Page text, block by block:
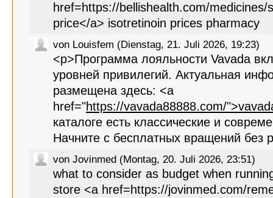
href=https://bellishealth.com/medicines/
price</a> isotretinoin prices pharmacy
von Louisfem (Dienstag, 21. Juli 2026, 19:23)
<p>Программа лояльности Vavada
уровней привилегий. Актуальная
размещена здесь: <a
href="https://vavada88888.com/
каталоге есть классические и
Начните с бесплатных вращений без
von Jovinmed (Montag, 20. Juli 2026, 23:51)
what to consider as budget when
store <a href=https://jovinmed.com/